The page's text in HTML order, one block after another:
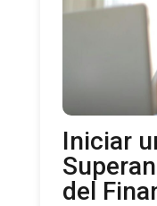
Iniciar
del